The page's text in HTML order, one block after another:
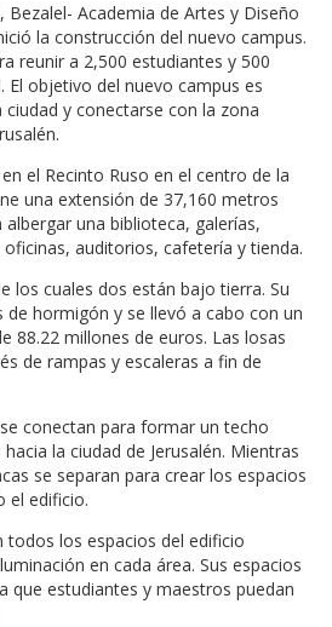
Bezalel- Academia de Artes y Diseño
la construcción del nuevo campus.
reunir a 2,500 estudiantes y 500
El objetivo del nuevo campus es
y conectarse con la zona
el Recinto Ruso en el centro de la
una extensión de 37,160 metros
una biblioteca, galerías,
auditorios, cafetería y tienda.
los cuales dos están bajo tierra. Su
de hormigón y se llevó a cabo con un
88.22 millones de euros. Las losas
de rampas y escaleras a fin de
conectan para formar un techo
la ciudad de Jerusalén. Mientras
se separan para crear los espacios
el edificio.
todos los espacios del edificio
en cada área. Sus espacios
que estudiantes y maestros puedan